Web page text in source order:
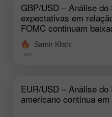
GBP/USD – Análise
expectativas em
FOMC continuam
Samir Klishi
ago
EUR/USD – Análise
americano continua em